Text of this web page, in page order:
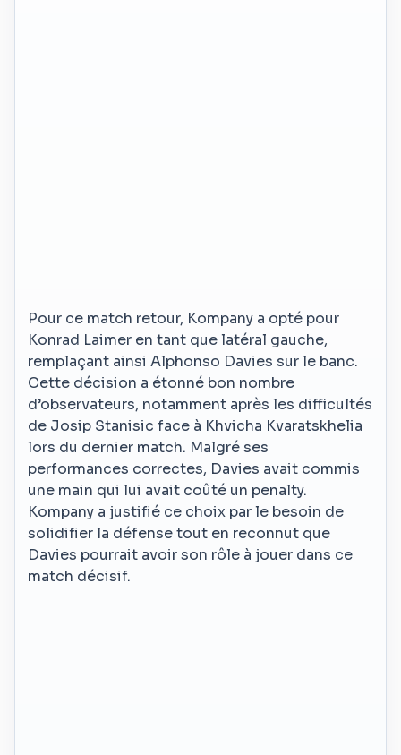
Pour ce match retour, Kompany a opté pour
Konrad Laimer en tant que latéral gauche,
remplaçant ainsi Alphonso Davies sur le banc.
Cette décision a étonné bon nombre
d’observateurs, notamment après les difficultés
de Josip Stanisic face à Khvicha Kvaratskhelia
lors du dernier match. Malgré ses
performances correctes, Davies avait commis
une main qui lui avait coûté un penalty.
Kompany a justifié ce choix par le besoin de
solidifier la défense tout en reconnut que
Davies pourrait avoir son rôle à jouer dans ce
match décisif.